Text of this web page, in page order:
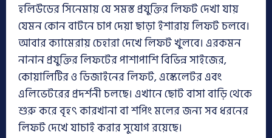
হলিউডের সিনেমায় যে সমস্ত প্রযুক্তির লিফট দেখা যায়
যেমন কোন বাটনে চাপ দেয়া ছাড়া ইশারায় লিফট চলবে।
আবার ক্যামেরায় চেহারা দেখে লিফট খুলবে। এরকমন
নানান প্রযুক্তির লিফটের পাশাপাশি বিভিন্ন সাইজের,
কোয়ালিটির ও ডিজাইনের লিফট, এস্কেলেটর এবং
এলিভেটরের প্রদর্শনী চলছে। এখানে ছোট বাসা বাড়ি থেকে
শুরু করে বৃহৎ কারখানা বা শপিং মলের জন্য সব ধরনের
লিফট দেখে যাচাই করার সুযোগ রয়েছে।